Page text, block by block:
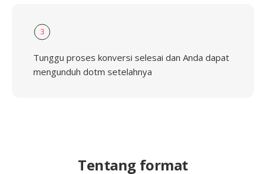
3
Tunggu proses konversi selesai dan Anda dapat
mengunduh dotm setelahnya
Tentang format